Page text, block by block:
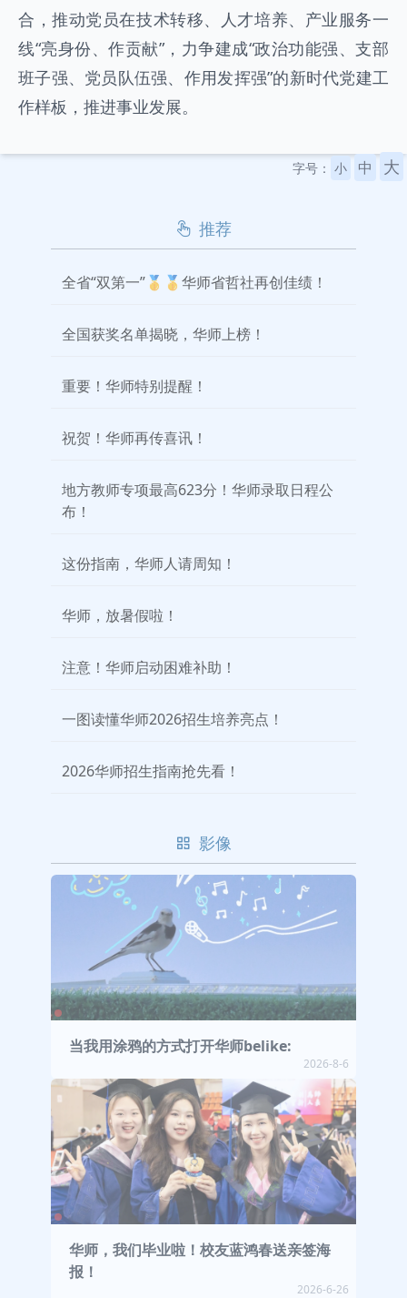
合，推动党员在技术转移、人才培养、产业服务一
线“亮身份、作贡献”，力争建成“政治功能强、支部
班子强、党员队伍强、作用发挥强”的新时代党建工
作样板，推进事业发展。
字号： 小 中 大
推荐
全省“双第一”🥇🥇华师省哲社再创佳绩！
全国获奖名单揭晓，华师上榜！
重要！华师特别提醒！
祝贺！华师再传喜讯！
地方教师专项最高623分！华师录取日程公
布！
这份指南，华师人请周知！
华师，放暑假啦！
注意！华师启动困难补助！
一图读懂华师2026招生培养亮点！
2026华师招生指南抢先看！
影像
当我用涂鸦的方式打开华师belike:
2026-8-6
华师，我们毕业啦！校友蓝鸿春送亲签海
报！
2026-6-26